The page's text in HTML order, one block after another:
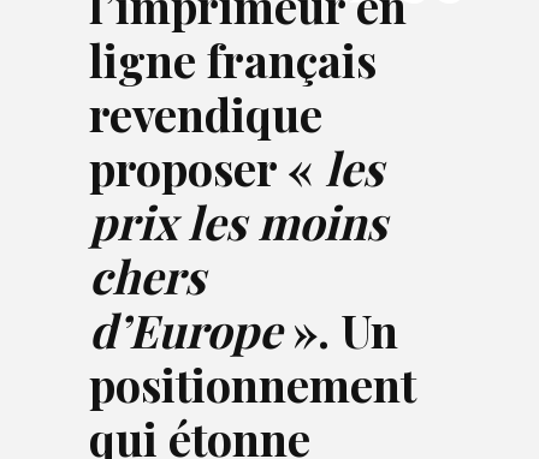
ligne français
revendique
proposer « les
prix les moins
chers
d’Europe». Un
positionnement
qui étonne